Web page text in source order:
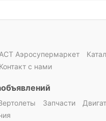
Аэросупермаркет
Контакт с нами
Запчасти